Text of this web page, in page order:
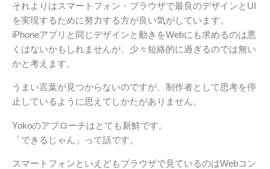
それよりはスマートフォン・ブラウザで最良のデザインとUI
を実現するために努力する方が良い気がしています。
iPhoneアプリと同じデザインと動きをWebにも求めるのは悪
くはないかもしれませんが、少々短絡的に過ぎるのでは無い
かと考えます。
うまい言葉が見つからないのですが、制作者として思考を停
止しているように思えてしかたがありません。
Yokoのアプローチはとても新鮮です。
「できるじゃん」って話です。
スマートフォンといえどもブラウザで見ているのはWebコン